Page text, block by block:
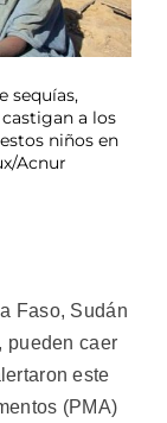
sequías,
a los
niños en
Acnur
Faso, Sudán
pueden caer
este
(PMA)